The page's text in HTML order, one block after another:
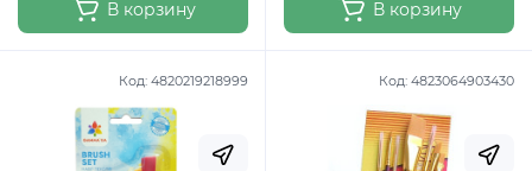
В корзину В корзину
Код: 4820219218999 Код: 4823064903430